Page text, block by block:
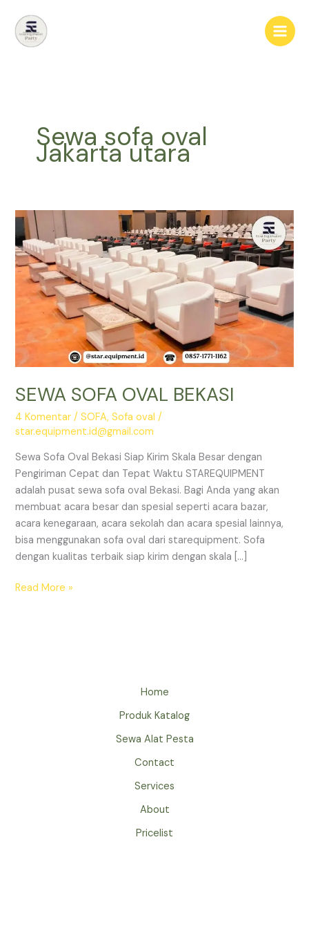
konten
Sewa sofa oval
Jakarta utara
SEWA SOFA OVAL BEKASI
4 Komentar /SOFA,Sofa oval /
star.equipment.id@gmail.com
Sewa Sofa Oval Bekasi Siap Kirim Skala Besar dengan
Pengiriman Cepat dan Tepat Waktu STAREQUIPMENT
adalah pusat sewa sofa oval Bekasi. Bagi Anda yang akan
membuat acara besar dan spesial seperti acara bazar,
acara kenegaraan, acara sekolah dan acara spesial lainnya,
bisa menggunakan sofa oval dari starequipment. Sofa
dengan kualitas terbaik siap kirim dengan skala […]
SEWA
Read More »
Home
Produk Katalog
Sewa Alat Pesta
Contact
Services
About
Pricelist